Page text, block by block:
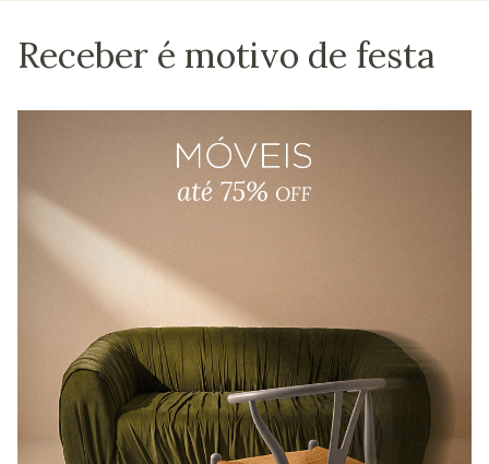
Receber é motivo de festa